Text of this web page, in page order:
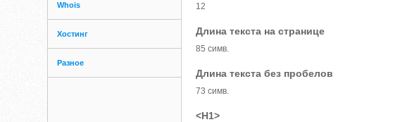
Whois
Хостинг
Разное
12
Длина текста на странице
85 симв.
Длина текста без пробелов
73 симв.
<H1>